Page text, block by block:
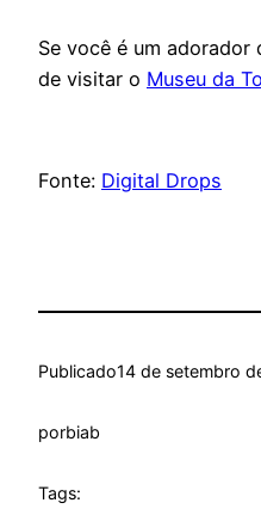
Se você é um
de visitar o Museu da
Fonte: Digital Drops
Publicado14 de setembro
porbiab
Tags: